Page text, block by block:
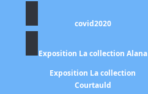
covid2020
Exposition La collection Alana
Exposition La collection
Courtauld